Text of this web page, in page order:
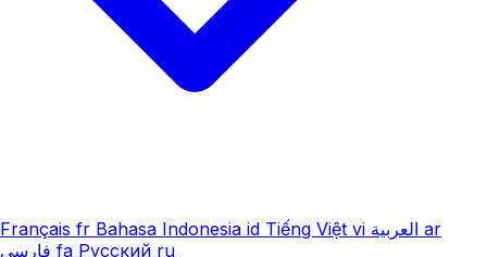
Français fr Bahasa Indonesia id Tiếng Việt vi العربية ar
فارسی fa Русский ru